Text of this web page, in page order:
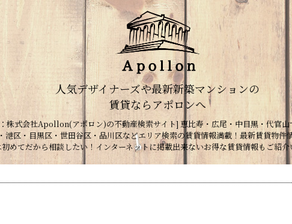
人気デザイナーズや最新新築マンションの
賃貸ならアポロンへ
株式会社Apollon(アポロン)の不動産検索サイト] 恵比寿・広尾・中目黒・代官
港区・目黒区・世田谷区・品川区などエリア検索の賃貸情報満載！最新賃貸物件
初めてだから相談したい！インターネットに掲載出来ないお得な賃貸情報もご紹